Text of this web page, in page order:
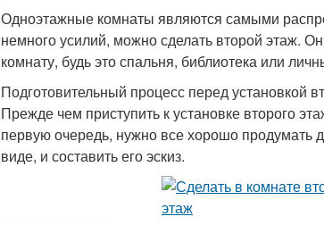
Одноэтажные комнаты являются самыми
немного усилий, можно сделать второй этаж.
комнату, будь это спальня, библиотека или
Подготовительный процесс перед установкой
Прежде чем приступить к установке второго
первую очередь, нужно все хорошо продумать
виде, и составить его эскиз.